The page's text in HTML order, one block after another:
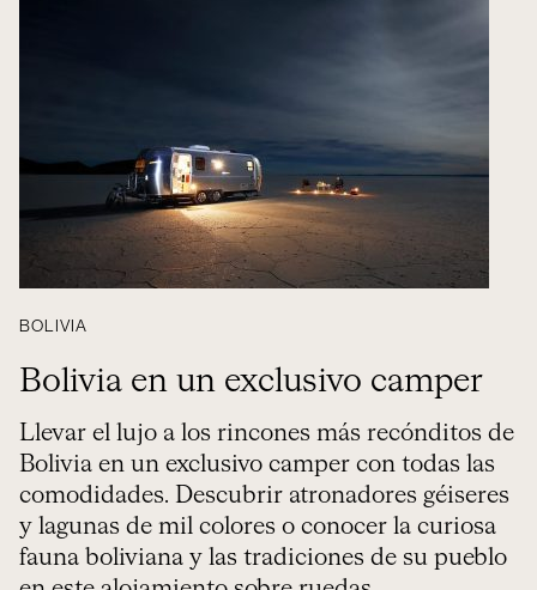
BOLIVIA
Bolivia en un exclusivo camper
Llevar el lujo a los rincones más recónditos de
Bolivia en un exclusivo camper con todas las
comodidades. Descubrir atronadores géiseres
y lagunas de mil colores o conocer la curiosa
fauna boliviana y las tradiciones de su pueblo